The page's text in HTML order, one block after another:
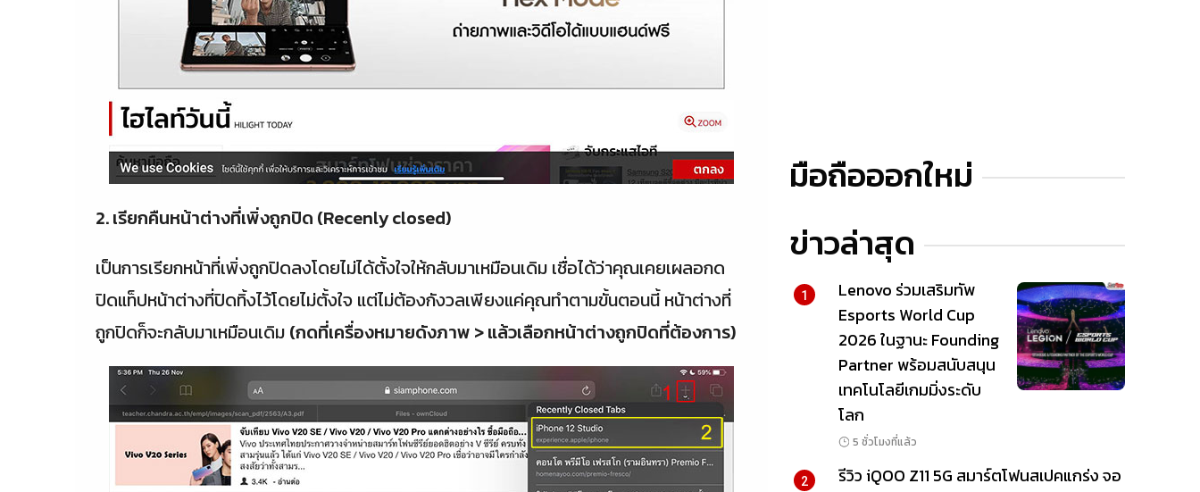
2. เรียกคืนหน้าต่างที่เพิ่งถูกปิด (Recenly closed)
เป็นการเรียกหน้าที่เพิ่งถูกปิดลงโดยไม่ได้ตั้งใจให้กลับมาเหมือนเดิม เชื่อได้ว่าคุณเคยเผลอกด
ปิดแท็ปหน้าต่างที่ปิดทิ้งไว้โดยไม่ตั้งใจ แต่ไม่ต้องกังวลเพียงแค่คุณทำตามขั้นตอนนี้ หน้าต่างที่
ถูกปิดก็จะกลับมาเหมือนเดิม (กดที่เครื่องหมายดังภาพ > แล้วเลือกหน้าต่างถูกปิดที่ต้องการ)
มือถือออกใหม่
ข่าวล่าสุด
1
Lenovo ร่วมเสริมทัพ
Esports World Cup
2026 ในฐานะ Founding
Partner พร้อมสนับสนุน
เทคโนโลยีเกมมิ่งระดับ
โลก
5 ชั่วโมงที่แล้ว
2
รีวิว iQOO Z11 5G สมาร์ตโฟนสเปคแกร่ง จอ